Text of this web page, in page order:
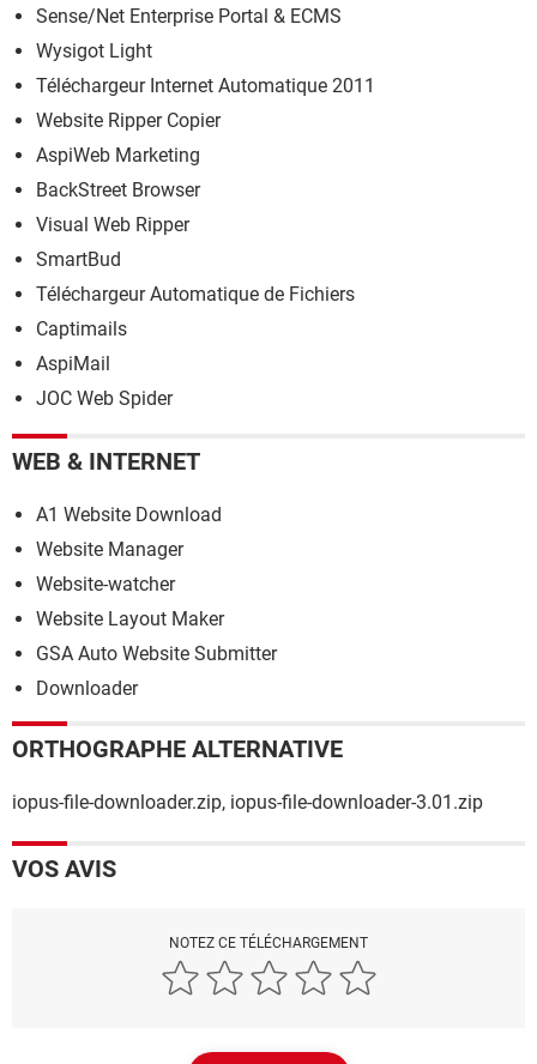
Sense/Net Enterprise Portal & ECMS
Wysigot Light
Téléchargeur Internet Automatique 2011
Website Ripper Copier
AspiWeb Marketing
BackStreet Browser
Visual Web Ripper
SmartBud
Téléchargeur Automatique de Fichiers
Captimails
AspiMail
JOC Web Spider
WEB & INTERNET
A1 Website Download
Website Manager
Website-watcher
Website Layout Maker
GSA Auto Website Submitter
Downloader
ORTHOGRAPHE ALTERNATIVE
iopus-file-downloader.zip, iopus-file-downloader-3.01.zip
VOS AVIS
NOTEZ CE TÉLÉCHARGEMENT